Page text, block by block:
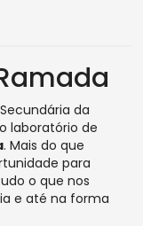
da
laboratório de
. Mais do que
para
o que nos
e até na forma